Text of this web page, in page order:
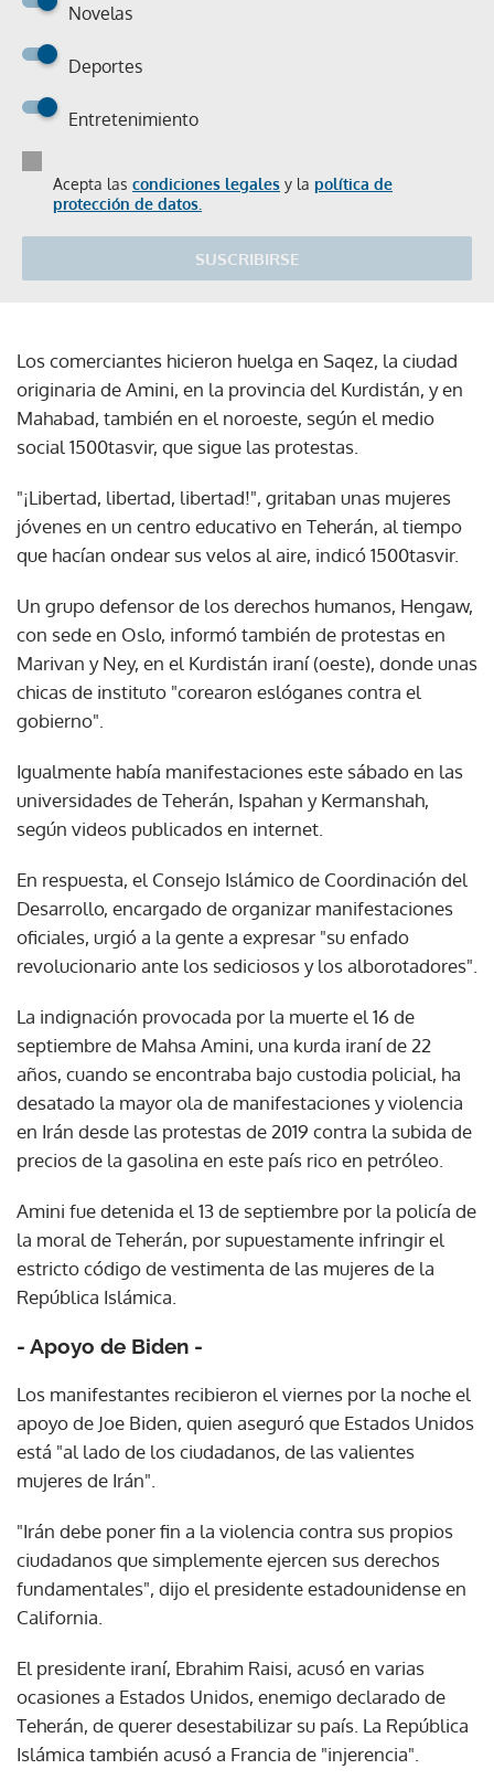
Novelas
Deportes
Entretenimiento
Acepta las condiciones legales y la política de
protección de datos.
SUSCRIBIRSE
Los comerciantes hicieron huelga en Saqez, la ciudad
originaria de Amini, en la provincia del Kurdistán, y en
Mahabad, también en el noroeste, según el medio
social 1500tasvir, que sigue las protestas.
"¡Libertad, libertad, libertad!", gritaban unas mujeres
jóvenes en un centro educativo en Teherán, al tiempo
que hacían ondear sus velos al aire, indicó 1500tasvir.
Un grupo defensor de los derechos humanos, Hengaw,
con sede en Oslo, informó también de protestas en
Marivan y Ney, en el Kurdistán iraní (oeste), donde unas
chicas de instituto "corearon eslóganes contra el
gobierno".
Igualmente había manifestaciones este sábado en las
universidades de Teherán, Ispahan y Kermanshah,
según videos publicados en internet.
En respuesta, el Consejo Islámico de Coordinación del
Desarrollo, encargado de organizar manifestaciones
oficiales, urgió a la gente a expresar "su enfado
revolucionario ante los sediciosos y los alborotadores".
La indignación provocada por la muerte el 16 de
septiembre de Mahsa Amini, una kurda iraní de 22
años, cuando se encontraba bajo custodia policial, ha
desatado la mayor ola de manifestaciones y violencia
en Irán desde las protestas de 2019 contra la subida de
precios de la gasolina en este país rico en petróleo.
Amini fue detenida el 13 de septiembre por la policía de
la moral de Teherán, por supuestamente infringir el
estricto código de vestimenta de las mujeres de la
República Islámica.
- Apoyo de Biden -
Los manifestantes recibieron el viernes por la noche el
apoyo de Joe Biden, quien aseguró que Estados Unidos
está "al lado de los ciudadanos, de las valientes
mujeres de Irán".
"Irán debe poner fin a la violencia contra sus propios
ciudadanos que simplemente ejercen sus derechos
fundamentales", dijo el presidente estadounidense en
California.
El presidente iraní, Ebrahim Raisi, acusó en varias
ocasiones a Estados Unidos, enemigo declarado de
Teherán, de querer desestabilizar su país. La República
Islámica también acusó a Francia de "injerencia".